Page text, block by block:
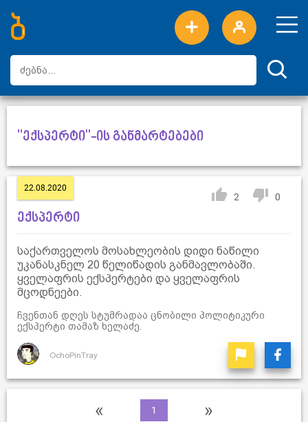
ახალი სიტყვები
ტოპ სიტყვები
დღის ტოპ სიტყვები
ტოპ მომხმარებლები
"ექსპერტი"-ის განმარტებები
22.08.2020
2 0
ექსპერტი
საქართველოს მოსახლეობის დიდი ნაწილი
უკანასკნელ 20 წელიწადის განმავლობაში.
ყველაფრის ექსპერტები და ყველაფრის
მცოდნეები.
ჩვენთან დღეს სტუმრადაა ცნობილი პოლიტიკური
ექსპერტი თამაზ ხელაძე.
OchoPinTray
« 1 »